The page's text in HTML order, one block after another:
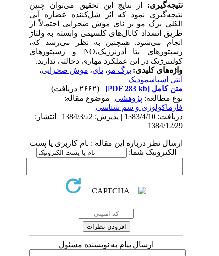
نتیجه‌گیری:از نتایج این تحقیق می‌توان چنین
نتیجه‌گیری نمود که اثر شل‌کننده عصاره آبی
الکلی برگ مو بر نای موش صحرایی احتمالاً از
طریق انسداد کانال‌های کلسیمی وابسته به ولتاژ
انجام می‌شود. همچنین به نظر می‌رسد که،
رسپتورهای بتا آدرنرژیک،NO و رسپتورهای
کولینرژیک در این عملکرد مهاری دخالتی ندارند.
واژه‌های کلیدی:برگ مو،نای ،موش صحرایی
آنتی اسپاسمودیک
متن کامل[PDF 283 kb]
(۲۶۶۲ دریافت)
نوع مطالعه:پژوهشی| موضوع مقاله:
فارماكولوژی و سم شناسی
دریافت: 1383/4/10 | پذیرش: 1384/3/22 | انتشار:
1384/12/29
ارسال نظر درباره این مقاله : نام کاربری یا پست
الکترونیک شما:
ارسال پیام به نویسنده مسئول